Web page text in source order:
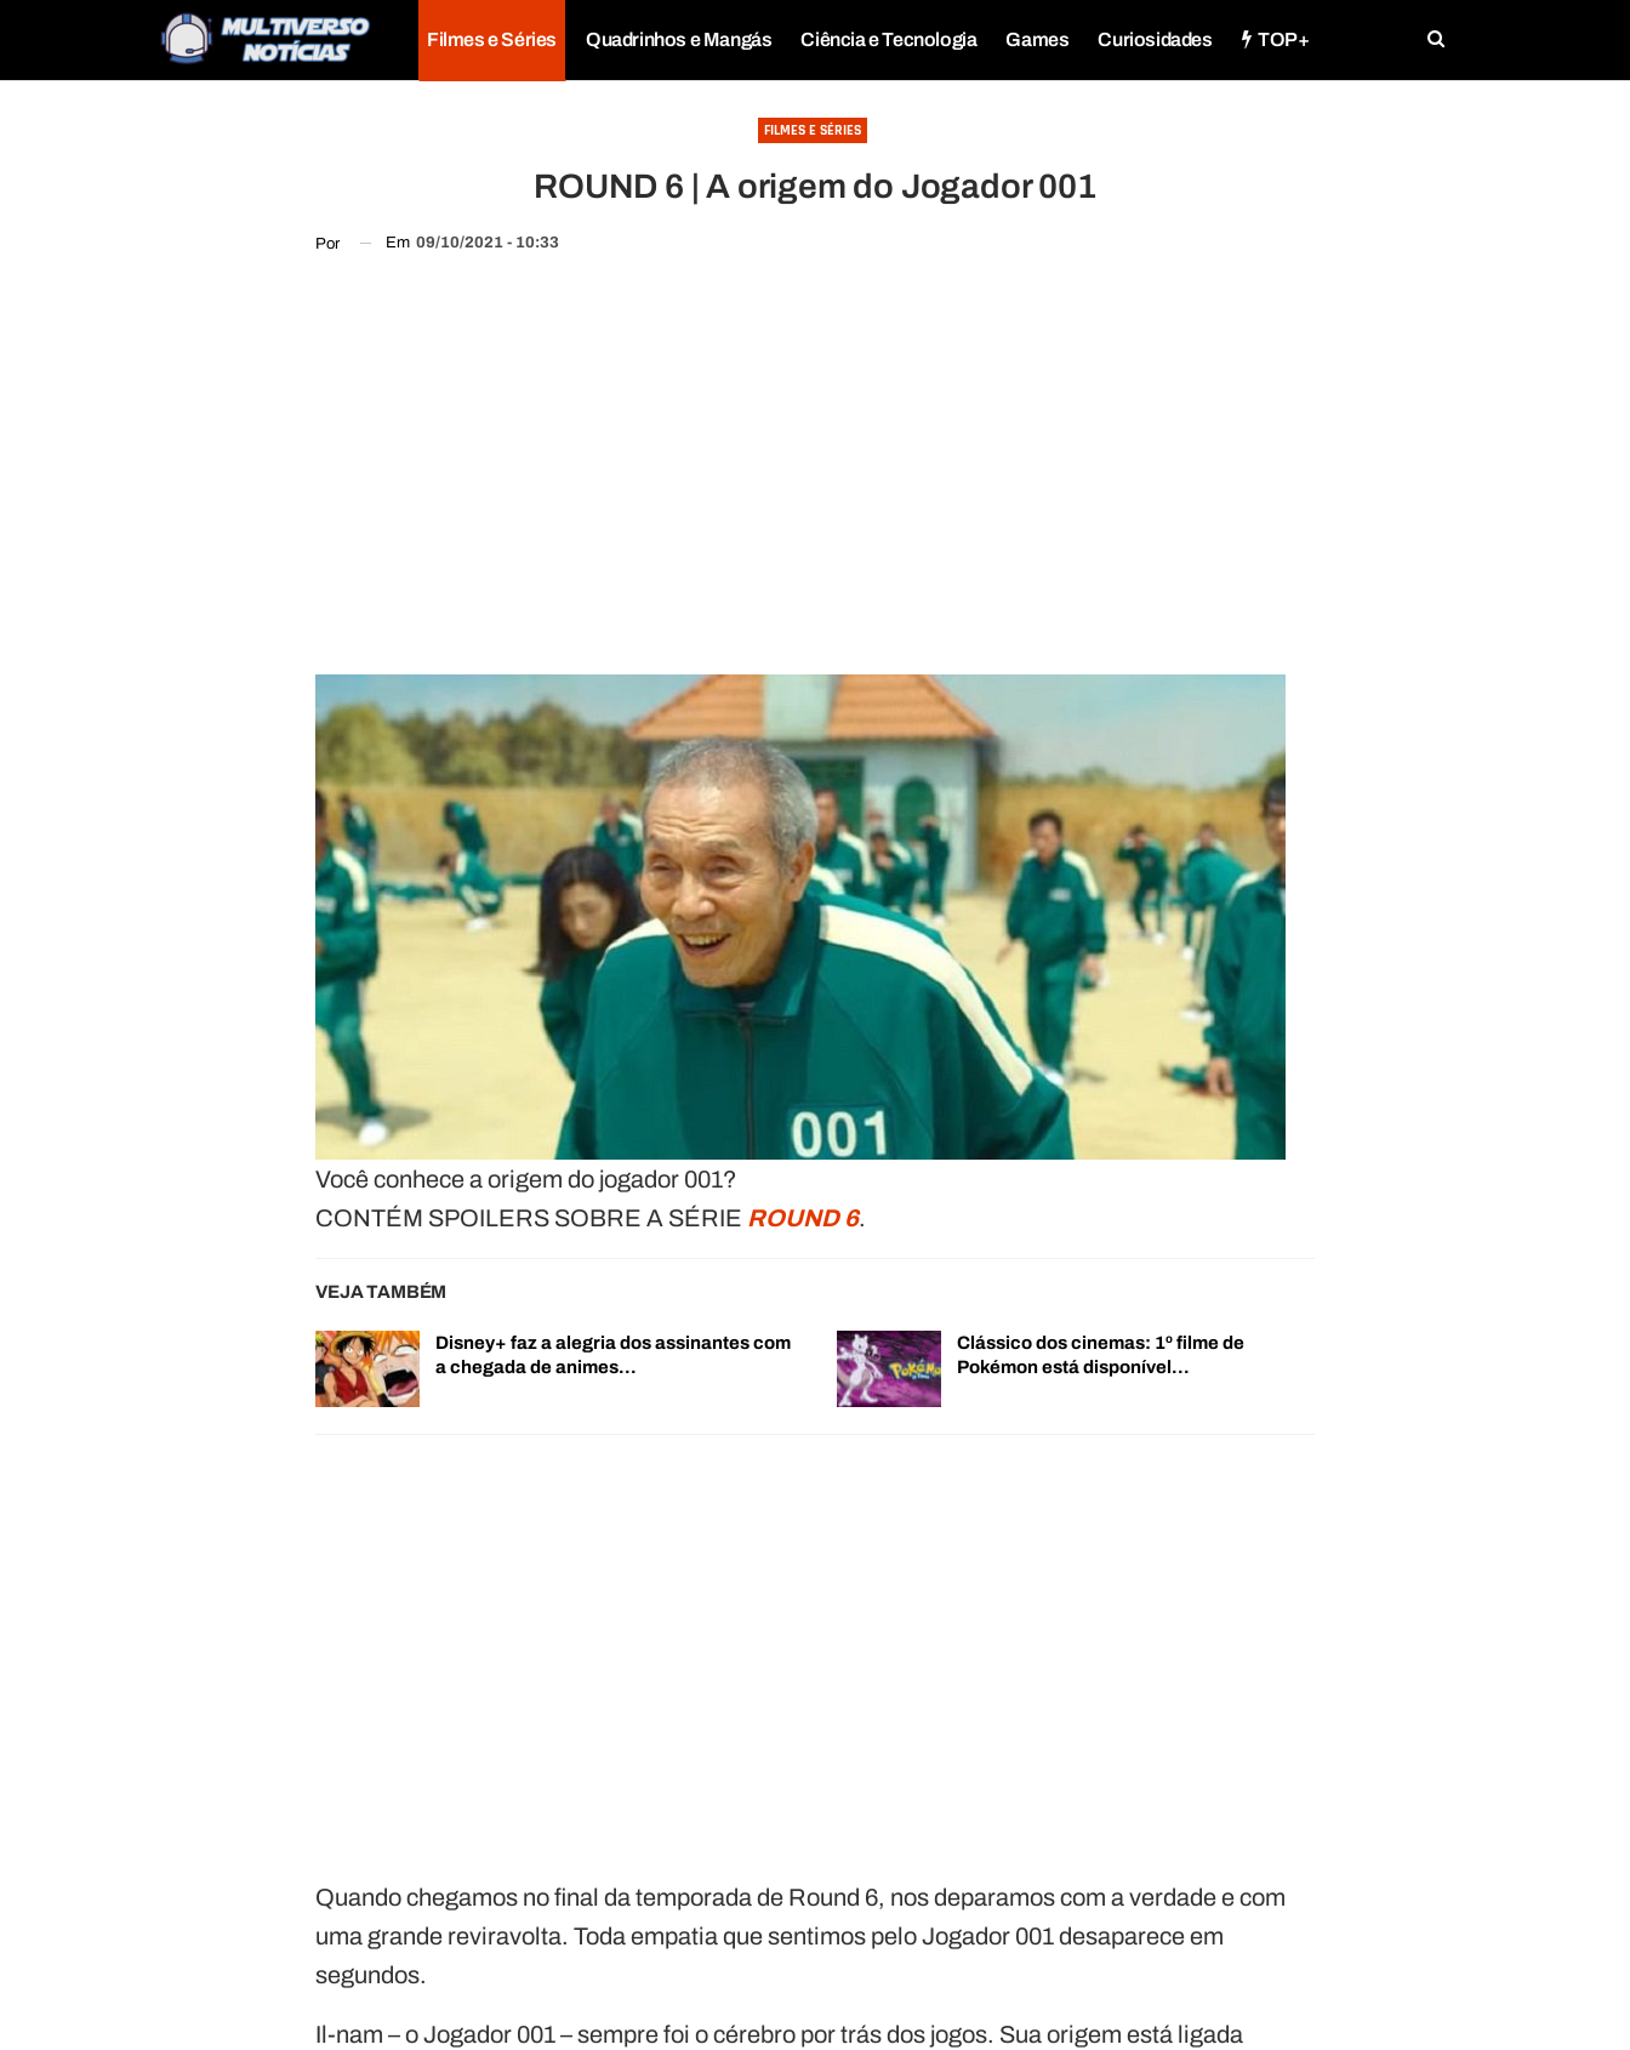
Filmes e Séries Quadrinhos e Mangás Ciência e Tecnologia Games Curiosidades TOP+
FILMES E SÉRIES
ROUND 6 | A origem do Jogador 001
Por Em 09/10/2021 - 10:33
Você conhece a origem do jogador 001?
CONTÉM SPOILERS SOBRE A SÉRIE ROUND 6.
VEJA TAMBÉM
Disney+ faz a alegria dos assinantes com
a chegada de animes…
Clássico dos cinemas: 1º filme de
Pokémon está disponível…
Quando chegamos no final da temporada de Round 6, nos deparamos com a verdade e com
uma grande reviravolta. Toda empatia que sentimos pelo Jogador 001 desaparece em
segundos.
Il-nam – o Jogador 001 – sempre foi o cérebro por trás dos jogos. Sua origem está ligada